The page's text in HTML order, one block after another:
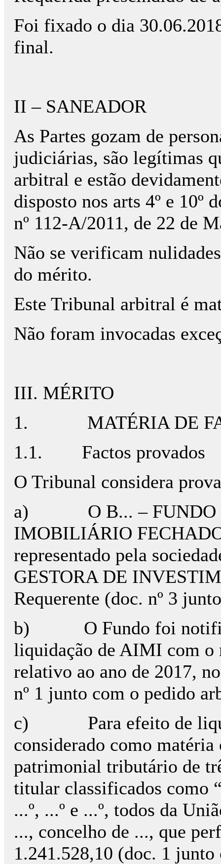
Foi fixado o dia
final.
II – SANEADOR
As Partes gozam de
judiciárias, são legítimas
arbitral e estão
disposto nos arts 4º e 10º
nº 112-A/2011, de 22 de
Não se verificam
do mérito.
Este Tribunal arbitral é
Não foram invocadas
III. MÉRITO
1.
MATÉRIA DE
1.1.
Factos provados
O Tribunal considera
a)
O B... –
IMOBILIÁRIO
representado pela
GESTORA DE
Requerente (doc. nº 3
b)
O Fundo foi
liquidação de AIMI com o
relativo ao ano de 2017,
nº 1 junto com o pedido
c)
Para efeito de
considerado como
patrimonial tributário de
titular classificados como
...º, ...º e ...º, todos da
..., concelho de ..., que
1.241.528,10 (doc. 1